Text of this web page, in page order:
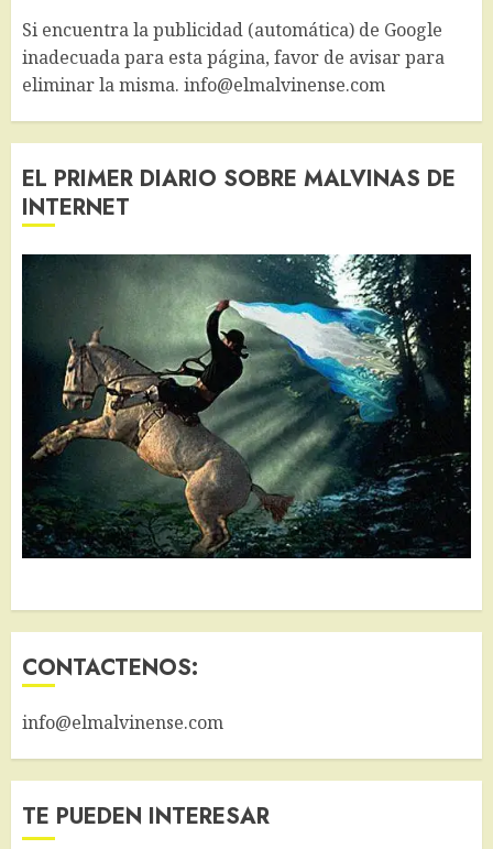
Si encuentra la publicidad (automática) de Google
inadecuada para esta página, favor de avisar para
eliminar la misma. info@elmalvinense.com
EL PRIMER DIARIO SOBRE MALVINAS DE
INTERNET
CONTACTENOS:
info@elmalvinense.com
TE PUEDEN INTERESAR